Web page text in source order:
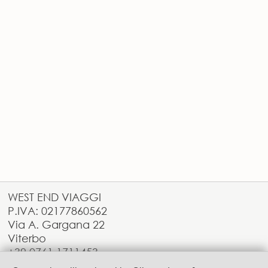
WEST END VIAGGI
P.IVA: 02177860562
Via A. Gargana 22
Viterbo
+39.0761.1711453